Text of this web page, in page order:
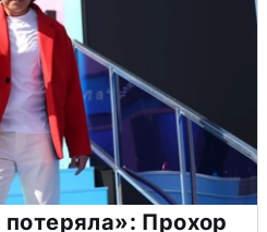
Прохор